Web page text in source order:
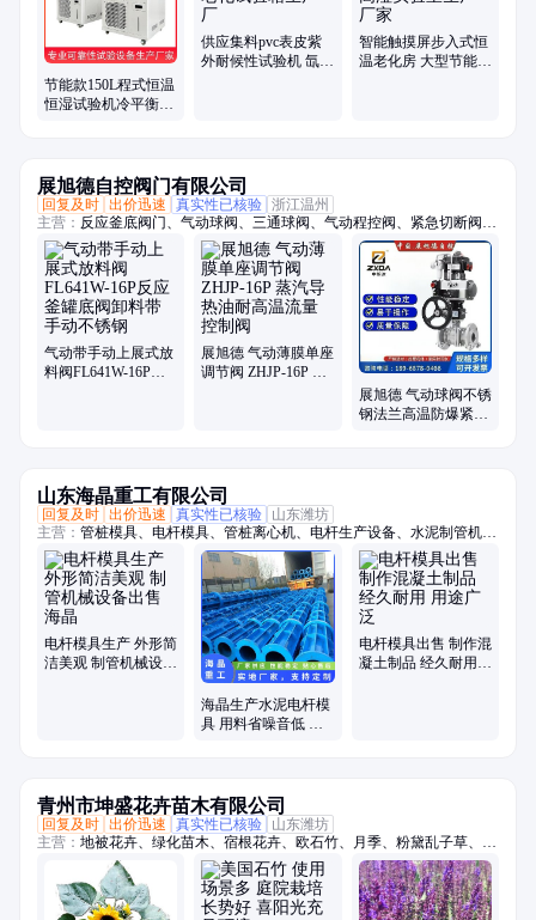
试验箱、恒温恒湿试验箱、淋雨试验箱、沙尘试验箱、高低温防爆试验箱
节能款150L程式恒温
恒湿试验机冷平衡高
供应集料pvc表皮紫
外耐候性试验机 氙灯
智能触摸屏步入式恒
温老化房 大型节能式
展旭德自控阀门有限公司
回复及时 出价迅速 真实性已核验 浙江温州
主营： 反应釜底阀门、气动球阀、三通球阀、气动程控阀、紧急切断阀、
气动执行器、内螺纹球阀、气动法兰球阀、气动快装蝶阀、气动衬氟蝶
阀、气动衬氟球阀、气动焊接球阀、上展式放料阀、气动硬密封蝶阀
气动带手动上展式放
料阀FL641W-16P反
展旭德 气动薄膜单座
调节阀 ZHJP-16P 蒸
展旭德 气动球阀不锈
钢法兰高温防爆紧急
山东海晶重工有限公司
回复及时 出价迅速 真实性已核验
山东潍坊
主营： 管桩模具、电杆模具、管桩离心机、电杆生产设备、水泥制管机、
混凝土管设备
电杆模具生产 外形简
洁美观 制管机械设备
海晶生产水泥电杆模
具 用料省噪音低 制
电杆模具出售 制作混
凝土制品 经久耐用
青州市坤盛花卉苗木有限公司
回复及时 出价迅速 真实性已核验
山东潍坊
主营： 地被花卉、绿化苗木、宿根花卉、欧石竹、月季、粉黛乱子草、时
令草花、菊花